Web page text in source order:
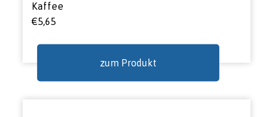
Kaffee
€5,65
zum Produkt